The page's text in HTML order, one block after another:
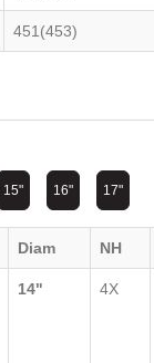
451(453)
15" 16" 17"
Diam NH
14" 4X